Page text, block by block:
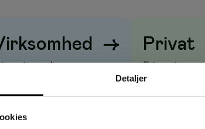
Detaljer
rund sødme med et let saltbid
for hygiejnisk servering
→
visesudenmoms
Privat
Priser vises